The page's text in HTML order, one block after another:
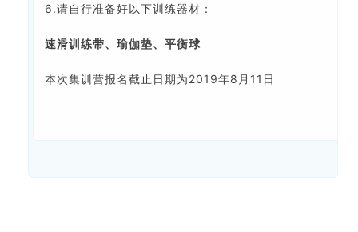
6.请自行准备好以下训练器材：
速滑训练带、瑜伽垫、平衡球
本次集训营报名截止日期为2019年8月11日